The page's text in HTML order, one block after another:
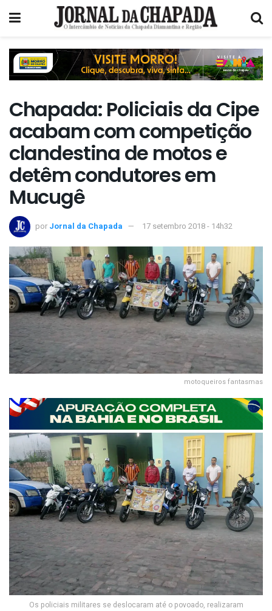
Chapada: Policiais da Cipe
acabam com competição
clandestina de motos e
detêm condutores em
Mucugê
por Jornal da Chapada 17 setembro 2018 - 14h32
motoqueiros fantasmas
Os policiais militares se deslocaram até o povoado, realizaram